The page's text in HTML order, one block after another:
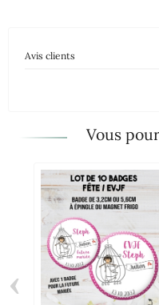
Avis clients
Vous
‹